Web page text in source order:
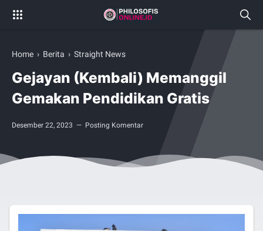
Home › Berita › Straight News
Gejayan (Kembali) Memanggil
Gemakan Pendidikan Gratis
Desember 22, 2023 Posting Komentar